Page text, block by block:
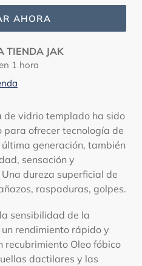
AHORA
TIENDA JAK
1 hora
vidrio templado ha sido
ofrecer tecnología de
generación, también
sensación y
dureza superficial de
raspaduras, golpes.
sensibilidad de la
rendimiento rápido y
recubrimiento Oleo fóbico
dactilares y las